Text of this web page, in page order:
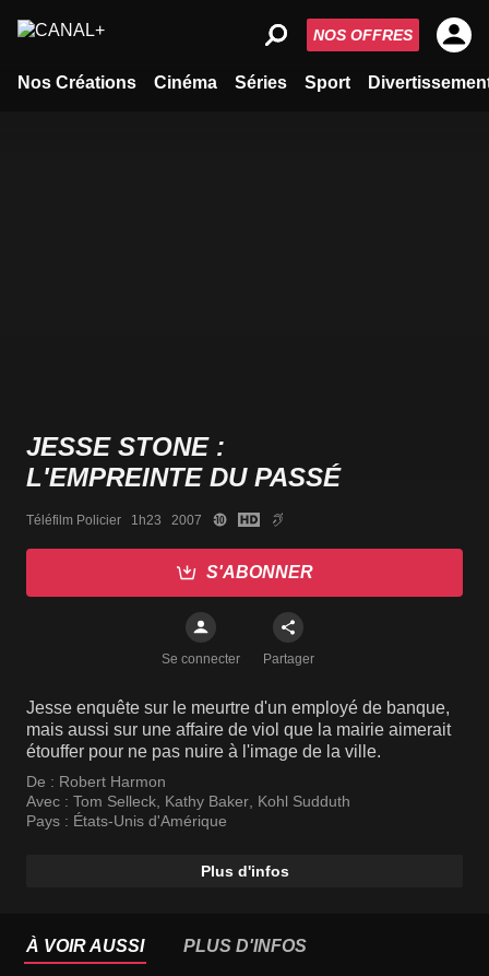
Nos Créations Cinéma Séries Sport
NOS OFFRES
JESSE STONE :
L'EMPREINTE DU PASSÉ
Téléfilm Policier   1h23   2007
S'ABONNER
Se connecter Partager
Jesse enquête sur le meurtre d'un employé de banque,
mais aussi sur une affaire de viol que la mairie aimerait
étouffer pour ne pas nuire à l'image de la ville.
De : Robert Harmon
Avec : Tom Selleck Kathy Baker Kohl Sudduth
Pays : États-Unis d'Amérique
Plus d'infos
À VOIR AUSSI PLUS D'INFOS